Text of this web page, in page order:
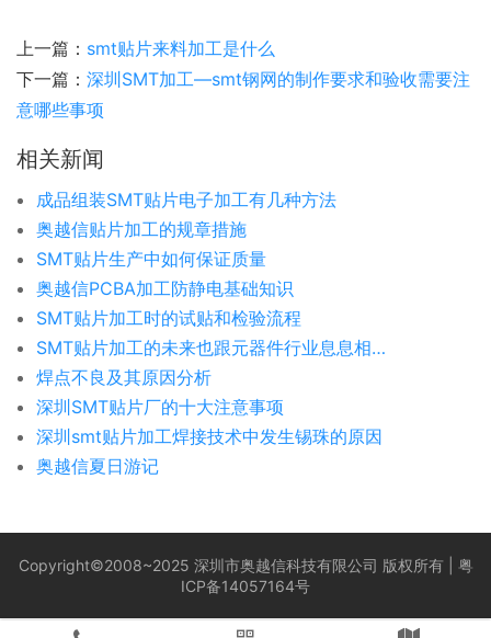
上一篇： smt贴片来料加工是什么
下一篇： 深圳SMT加工—smt钢网的制作要求和验收需要注
意哪些事项
相关新闻
成品组装SMT贴片电子加工有几种方法
奥越信贴片加工的规章措施
SMT贴片生产中如何保证质量
奥越信PCBA加工防静电基础知识
SMT贴片加工时的试贴和检验流程
SMT贴片加工的未来也跟元器件行业息息相关
焊点不良及其原因分析
深圳SMT贴片厂的十大注意事项
深圳smt贴片加工焊接技术中发生锡珠的原因
奥越信夏日游记
Copyright©2008~2025 深圳市奥越信科技有限公司 版权所有 | 粤
ICP备14057164号